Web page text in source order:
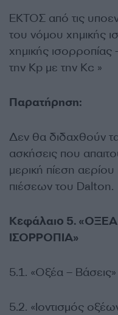
ΕΚΤΟΣ από τις
του νόμου χημικής
χημικής
την Κp με την Κc »
Παρατήρηση:
Δεν θα διδαχθούν
ασκήσεις που
μερική πίεση
πιέσεων του Dalton.
Κεφάλαιο 5.
ΙΣΟΡΡΟΠΙΑ»
5.1. «Οξέα – Βάσεις»
5.2. «Ιοντισμός